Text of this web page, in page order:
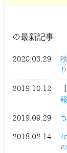
の最新記事
2020.03.29
2019.10.12
2019.09.29
2018.02.14